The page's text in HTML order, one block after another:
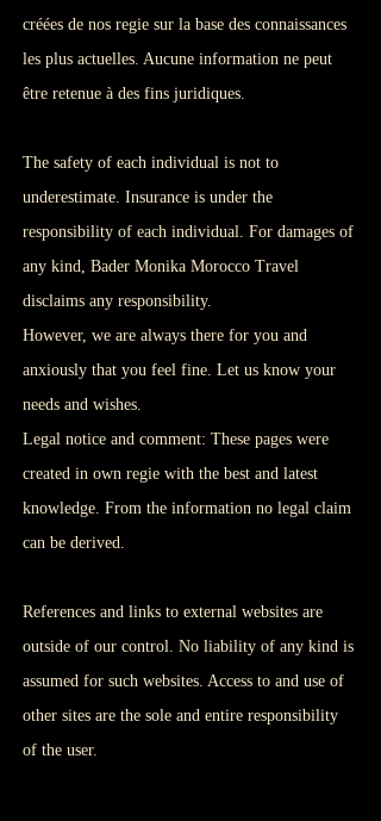
créées de nos regie sur la base des connaissances
les plus actuelles. Aucune information ne peut
être retenue à des fins juridiques.
The safety of each individual is not to
underestimate. Insurance is under the
responsibility of each individual. For damages of
any kind, Bader Monika Morocco Travel
disclaims any responsibility.
However, we are always there for you and
anxiously that you feel fine. Let us know your
needs and wishes.
Legal notice and comment: These pages were
created in own regie with the best and latest
knowledge. From the information no legal claim
can be derived.
References and links to external websites are
outside of our control. No liability of any kind is
assumed for such websites. Access to and use of
other sites are the sole and entire responsibility
of the user.